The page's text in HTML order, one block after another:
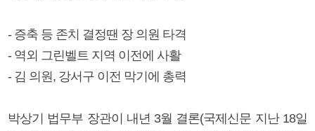
- 증축 등 존치 결정땐 장 의원 타격
- 역외 그린벨트 지역 이전에 사활
- 김 의원, 강서구 이전 막기에 총력
박상기 법무부 장관이 내년 3월 결론(국제신문 지난 18일